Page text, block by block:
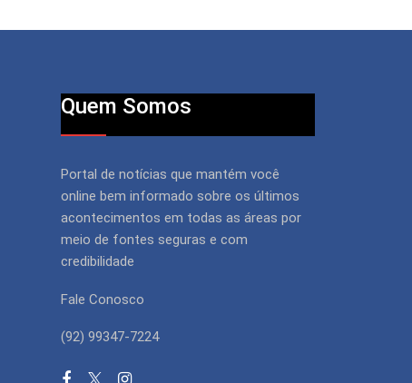
Quem Somos
Portal de notícias que mantém você
online bem informado sobre os últimos
acontecimentos em todas as áreas por
meio de fontes seguras e com
credibilidade
Fale Conosco
(92) 99347-7224